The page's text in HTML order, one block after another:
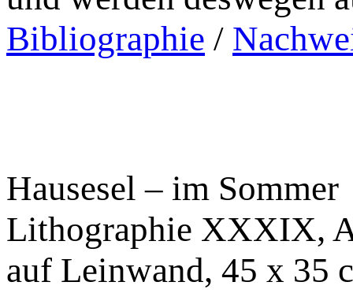
Bibliographie /
Hausesel – im Sommer
Lithographie XXXIX,
auf Leinwand, 45 x 35